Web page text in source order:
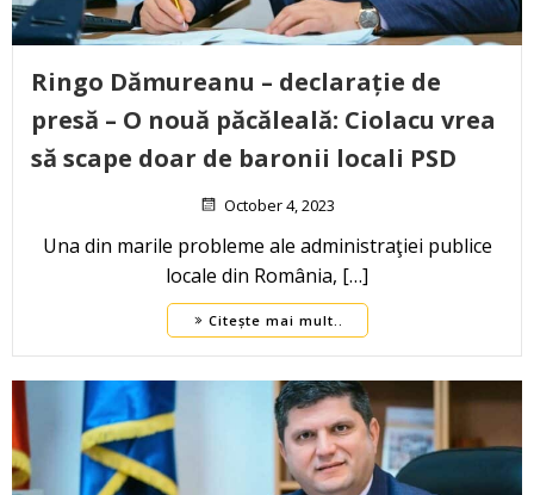
Ringo Dămureanu – declarație de
presă – O nouă păcăleală: Ciolacu vrea
să scape doar de baronii locali PSD
October 4, 2023
Una din marile probleme ale administraţiei publice
locale din România, […]
Citește mai mult..